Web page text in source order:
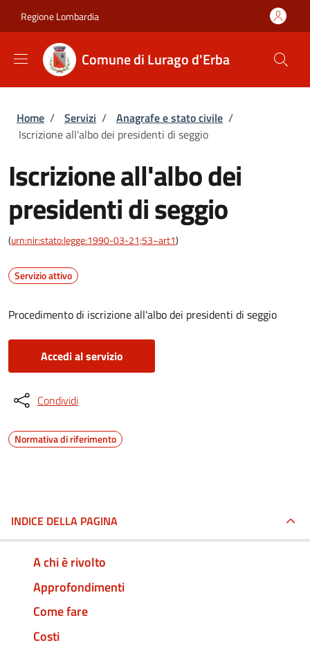
Regione Lombardia
Comune di Lurago d'Erba
Briciole di pane
Home / Servizi / Anagrafe e stato civile /
Iscrizione all'albo dei presidenti di seggio
Iscrizione all'albo dei
presidenti di seggio
(urn:nir:stato:legge:1990-03-21;53~art1)
Servizio attivo
Procedimento di iscrizione all'albo dei presidenti di seggio
Accedi al servizio
Condividi
Normativa di riferimento
INDICE DELLA PAGINA
A chi è rivolto
Approfondimenti
Come fare
Costi